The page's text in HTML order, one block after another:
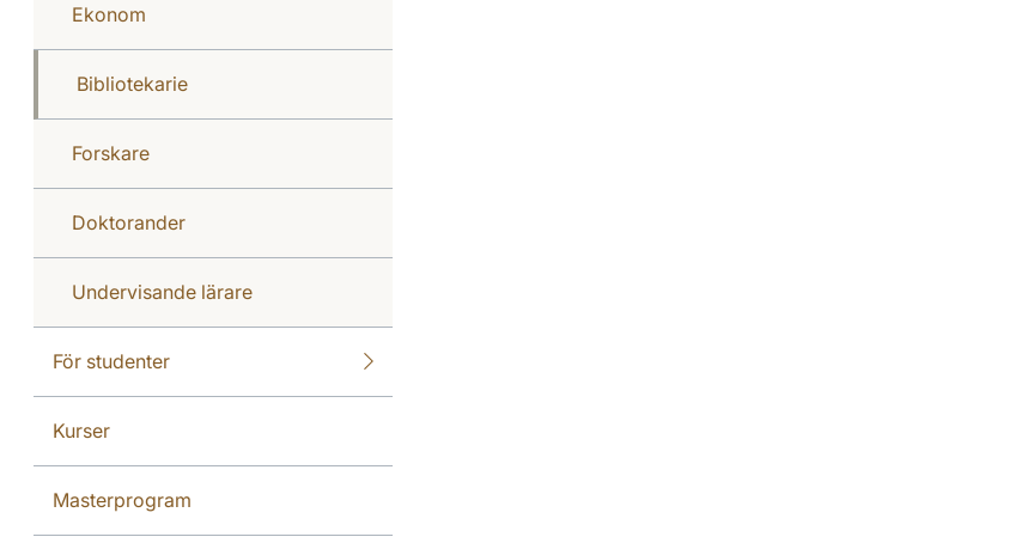
Ekonom
Bibliotekarie
Forskare
Doktorander
Undervisande lärare
För studenter
Kurser
Masterprogram